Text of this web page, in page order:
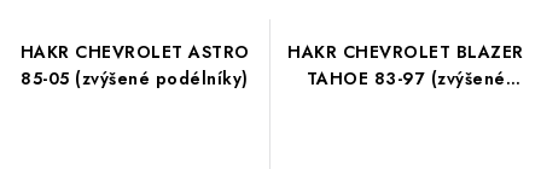
d
u
o
d
HAKR CHEVROLET ASTRO
85-05 (zvýšené podélníky)
HAKR CHEVROLET BLAZER
TAHOE 83-97 (zvýšené